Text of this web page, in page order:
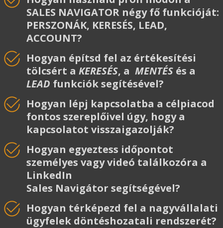
SALES NAVIGATOR négy fő funkcióját:
PERSZONÁK, KERESÉS, LEAD,
ACCOUNT?
Hogyan építsd fel az értékesítési
tölcsért a KERESÉS, a MENTÉSés a
LEAD funkcióksegítésével?
Hogyan lépj kapcsolatba a célpiacod
fontos szereplőivel úgy, hogy a
kapcsolatot visszaigazolják?
Hogyan egyeztess időpontot
személyes vagy videó találkozóra a
LinkedIn
Sales Navigátor segítségével?
Hogyan térképezd fel a nagyvállalati
ügyfelek döntéshozatali rendszerét?